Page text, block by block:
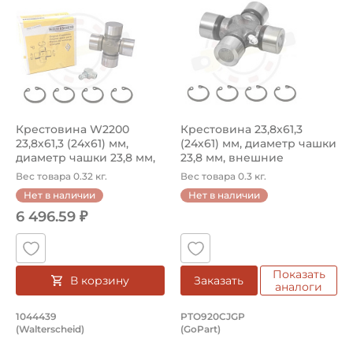
Крестовина W2200
23,8х61,3 (24х61) мм,
диаметр чашки 23,8 мм,
внешние с...
Вес товара 0.32 кг.
Нет в наличии
6 496.59 ₽
В корзину
Крестовина 23,8х61,3
(24х61) мм, диаметр чашки
23,8 мм, внешние
стопорн...
Вес товара 0.3 кг.
Нет в наличии
Заказать
Показать
аналоги
Крестовина W2200 23,8х61,3
Крестовина 1044439 Walterscheid с диаметром чашки
1044439
(Walterscheid)
Крестовина
Крестовина PTO920CJGP
PTO920CJGP
(GoPart)